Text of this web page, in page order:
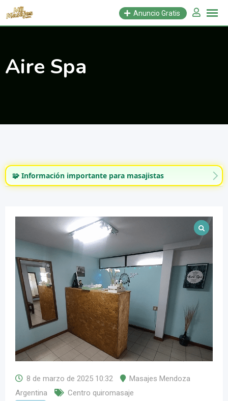
Saltar
Anuncio Gratis
Aire Spa
🧩 Información importante para masajistas
8 de marzo de 2025 10:32
Masajes Mendoza
Argentina
Centro quiromasaje